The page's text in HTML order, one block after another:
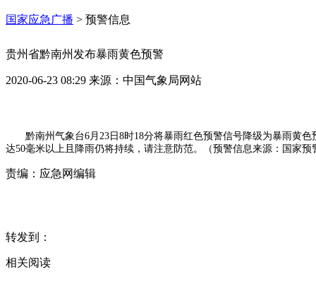
国家应急广播 > 预警信息
贵州省黔南州发布暴雨黄色预警
2020-06-23 08:29 来源： 中国气象局网站
黔南州气象台6月23日8时18分将暴雨红色预警信号降级为暴雨黄
达50毫米以上且降雨仍将持续，请注意防范。（预警信息来源：国家预
责编： 应急网编辑
转发到：
相关阅读